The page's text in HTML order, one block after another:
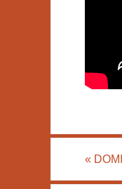
«